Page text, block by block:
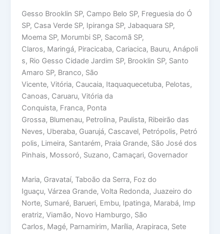
Gesso Brooklin SP, Campo Belo SP, Freguesia do Ó
SP, Casa Verde SP, Ipiranga SP, Jabaquara SP,
Moema SP, Morumbi SP, Sacomã SP,
Claros, Maringá, Piracicaba, Cariacica, Bauru, Anápoli
s, Rio Gesso Cidade Jardim SP, Brooklin SP, Santo
Amaro SP, Branco, São
Vicente, Vitória, Caucaia, Itaquaquecetuba, Pelotas,
Canoas, Caruaru, Vitória da
Conquista, Franca, Ponta
Grossa, Blumenau, Petrolina, Paulista, Ribeirão das
Neves, Uberaba, Guarujá, Cascavel, Petrópolis, Petró
polis, Limeira, Santarém, Praia Grande, São José dos
Pinhais, Mossoró, Suzano, Camaçari, Governador
Maria, Gravataí, Taboão da Serra, Foz do
Iguaçu, Várzea Grande, Volta Redonda, Juazeiro do
Norte, Sumaré, Barueri, Embu, Ipatinga, Marabá, Imp
eratriz, Viamão, Novo Hamburgo, São
Carlos, Magé, Parnamirim, Marília, Arapiraca, Sete